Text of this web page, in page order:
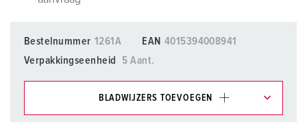
Bestelnummer 1261A EAN 4015394008941
Verpakkingseenheid
5 Aant.
BLADWIJZERS TOEVOEGEN